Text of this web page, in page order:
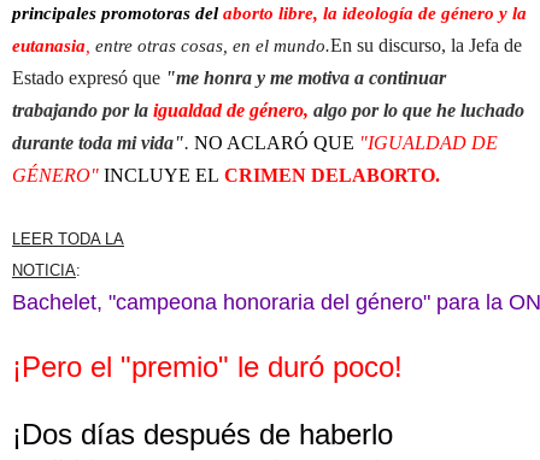
principales promotoras del aborto libre, la ideología de género y la
eutanasia entre otras cosas, en el mundo.En su discurso, la Jefa de
Estado expresó que "me honra y me motiva a continuar
trabajando por la igualdad de género, algo por lo que he luchado
durante toda mi vida". NO ACLARÓ QUE "IGUALDAD DE
GÉNERO" INCLUYE EL CRIMEN DELABORTO.
LEER TODA LA
NOTICIA:
Bachelet, "campeona honoraria del género" para la
¡Pero el "premio" le duró poco!
¡Dos días después de haberlo